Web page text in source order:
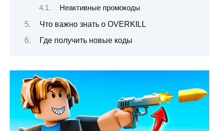
Неактивные промокоды
Что важно знать о OVERKILL
Где получить новые коды